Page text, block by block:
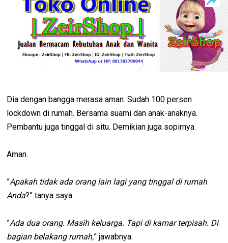
Dia dengan bangga merasa aman. Sudah 100 persen
lockdown di rumah. Bersama suami dan anak-anaknya.
Pembantu juga tinggal di situ. Demikian juga sopirnya.
Aman.
”Apakah tidak ada orang lain lagi yang tinggal di rumah
Anda?” tanya saya.
”Ada dua orang. Masih keluarga. Tapi di kamar terpisah. Di
bagian belakang rumah,” jawabnya.